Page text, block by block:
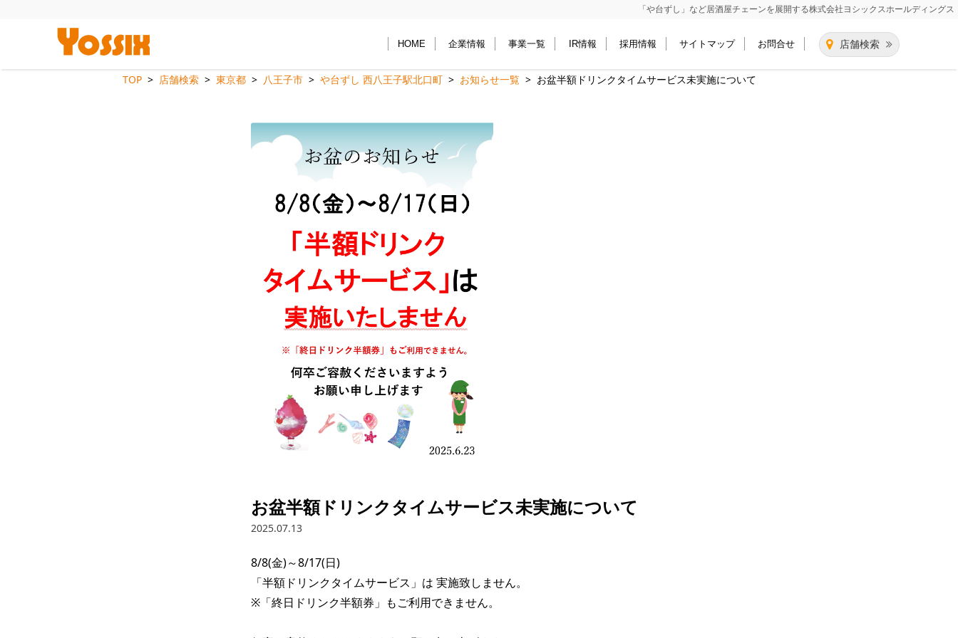
「や台ずし」など居酒屋チェーンを展開する株式会社ヨシックスホールディングス
店舗検索
HOME 企業情報 事業一覧 IR情報 採用情報 サイトマップ お問合せ
TOP 店舗検索 東京都 八王子市 や台ずし 西八王子駅北口町 お知らせ一覧 お盆半額ドリンクタイムサービス未実施について
お盆半額ドリンクタイムサービス未実施について
2025.07.13
8/8(金)～8/17(日)
「半額ドリンクタイムサービス」は 実施致しません。
※「終日ドリンク半額券」もご利用できません。